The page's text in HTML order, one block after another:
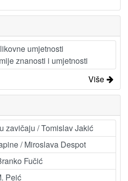
umjetnosti
znanosti i umjetnosti
Više
zavičaju / Tomislav Jakić
/ Miroslava Despot
Fučić
Peić